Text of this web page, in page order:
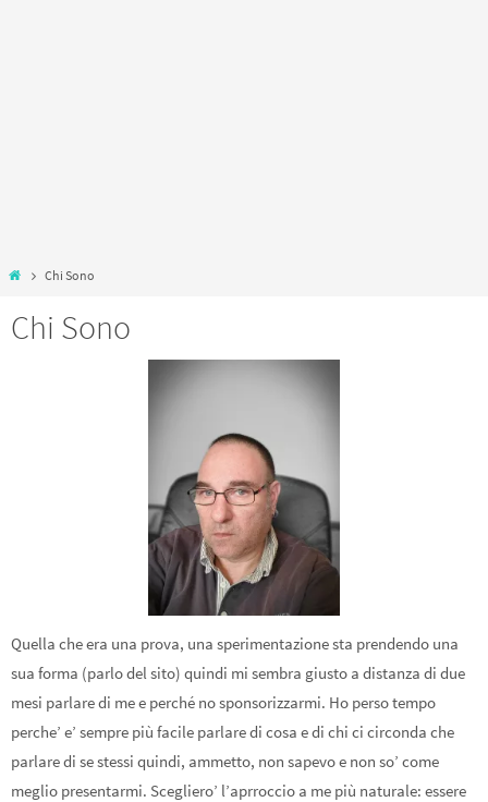
HomeChi Sono
Chi Sono
Quella che era una prova, una sperimentazione sta prendendo una
sua forma (parlo del sito) quindi mi sembra giusto a distanza di due
mesi parlare di me e perché no sponsorizzarmi. Ho perso tempo
perche’ e’ sempre più facile parlare di cosa e di chi ci circonda che
parlare di se stessi quindi, ammetto, non sapevo e non so’ come
meglio presentarmi. Scegliero’ l’aprroccio a me più naturale: essere